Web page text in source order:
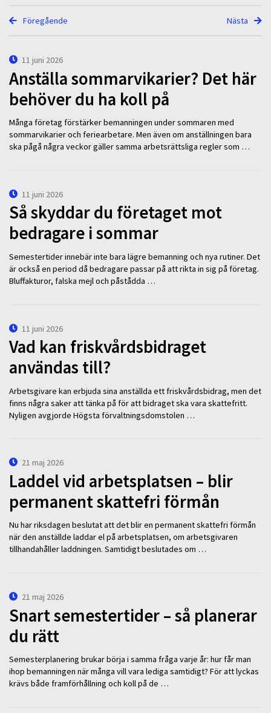
Föregående Nästa
11 juni 2026
Anställa sommarvikarier? Det här
behöver du ha koll på
Många företag förstärker bemanningen under sommaren med
sommarvikarier och feriearbetare. Men även om anställningen bara
ska pågå några veckor gäller samma arbetsrättsliga regler som …
11 juni 2026
Så skyddar du företaget mot
bedragare i sommar
Semestertider innebär inte bara lägre bemanning och nya rutiner. Det
är också en period då bedragare passar på att rikta in sig på företag.
Bluffakturor, falska mejl och påstådda …
11 juni 2026
Vad kan friskvårdsbidraget
användas till?
Arbetsgivare kan erbjuda sina anställda ett friskvårdsbidrag, men det
finns några saker att tänka på för att bidraget ska vara skattefritt.
Nyligen avgjorde Högsta förvaltningsdomstolen …
21 maj 2026
Laddel vid arbetsplatsen – blir
permanent skattefri förmån
Nu har riksdagen beslutat att det blir en permanent skattefri förmån
när den anställde laddar el på arbetsplatsen, om arbetsgivaren
tillhandahåller laddningen. Samtidigt beslutades om …
21 maj 2026
Snart semestertider – så planerar
du rätt
Semesterplanering brukar börja i samma fråga varje år: hur får man
ihop bemanningen när många vill vara lediga samtidigt? För att lyckas
krävs både framförhållning och koll på de …